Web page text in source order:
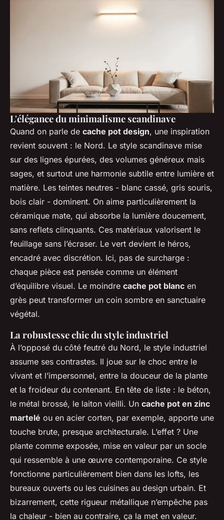
L'élégance du minimalisme scandinave
Quand on parle de cache pot design, une inspiration
revient souvent : le Nord. Le style scandinave mise
sur des lignes épurées, des volumes généreux mais
sages, et surtout une harmonie subtile entre lumière et
matière. Les teintes neutres - blanc cassé, gris souris,
bois clair - dominent. On aime particulièrement la
céramique mate, qui absorbe la lumière doucement,
sans reflets clinquants. Ces matériaux valorisent le
feuillage sans l’écraser. Le vert devient le héros,
encadré avec discrétion. Ici, pas de surcharge :
chaque pièce est pensée comme un élément
d’équilibre visuel. Le moindre cache pot blanc en
grès peut transformer un coin sombre en sanctuaire
végétal.
La robustesse chic du style industriel
À l’opposé du côté feutré du Nord, le style industriel
assume ses contrastes. Il joue sur le choc entre le
vivant et l’impersonnel, entre la douceur de la plante
et la froideur du contenant. En tête de liste : le béton,
le métal brossé, le laiton vieilli. Un cache pot en zinc
martelé ou en acier corten, par exemple, apporte une
touche brute, presque architecturale. L’effet ? Une
plante comme exposée, mise en valeur par un socle
qui ressemble à une œuvre contemporaine. Ce style
fonctionne particulièrement bien dans les lofts, les
bureaux ouverts ou les cuisines au design urbain. Et
bizarrement, cette rigueur métallique n’empêche pas
la chaleur - bien au contraire, ça la met en valeur.